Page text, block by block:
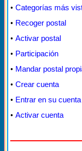
• Categorías más
• Recoger postal
• Activar postal
• Participación
• Mandar postal
• Crear cuenta
• Entrar en su cuenta
• Activar cuenta